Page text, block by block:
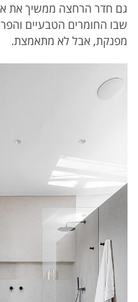
גם חדר הרחצה ממשיך את
שבו החומרים הטבעיים
מפנקת, אבל לא מתאמצת.